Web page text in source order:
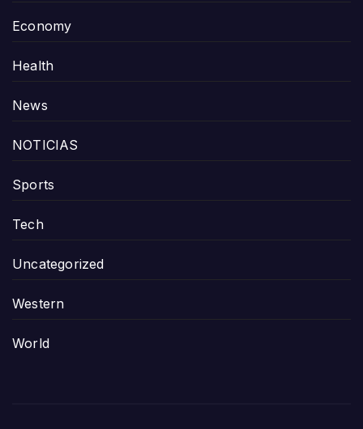
Economy
Health
News
NOTICIAS
Sports
Tech
Uncategorized
Western
World